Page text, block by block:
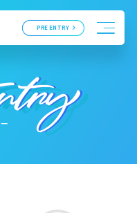
PRE ENTRY